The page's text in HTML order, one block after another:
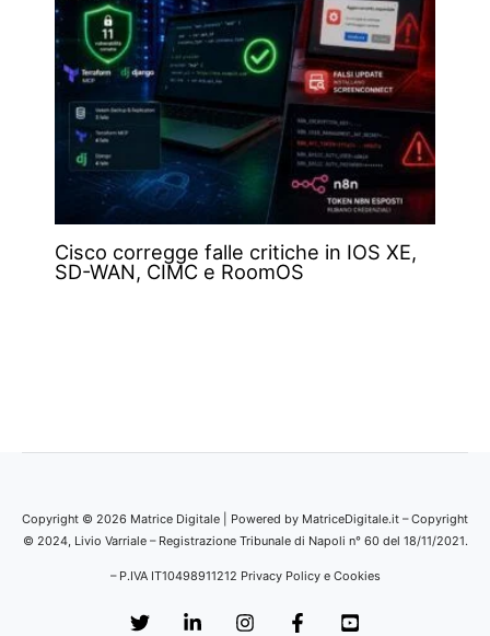
Cisco corregge falle critiche in IOS XE,
SD-WAN, CIMC e RoomOS
Copyright © 2026 Matrice Digitale | Powered by MatriceDigitale.it – Copyright
© 2024, Livio Varriale – Registrazione Tribunale di Napoli n° 60 del 18/11/2021.
– P.IVA IT10498911212 Privacy Policy e Cookies